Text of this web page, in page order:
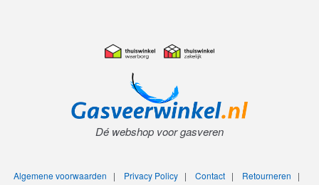
Dé webshop voor gasveren
Algemene voorwaarden | Privacy Policy| Contact| Retourneren |